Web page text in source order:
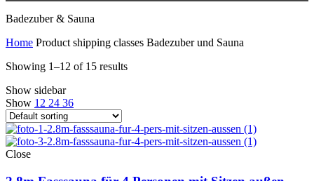
Badezuber & Sauna
Home Product shipping classes Badezuber und Sauna
Showing 1–12 of 15 results
Show sidebar
Show 12 24 36
Close